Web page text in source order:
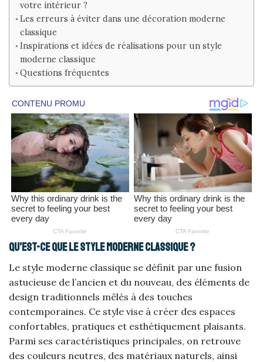
votre intérieur ?
Les erreurs à éviter dans une décoration moderne
classique
Inspirations et idées de réalisations pour un style
moderne classique
Questions fréquentes
Qu’est-ce que le style moderne classique ?
Le style moderne classique se définit par une fusion
astucieuse de l’ancien et du nouveau, des éléments de
design traditionnels mêlés à des touches
contemporaines. Ce style vise à créer des espaces
confortables, pratiques et esthétiquement plaisants.
Parmi ses caractéristiques principales, on retrouve
des couleurs neutres, des matériaux naturels, ainsi